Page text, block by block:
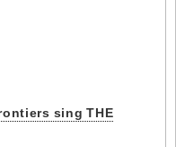
sing THE